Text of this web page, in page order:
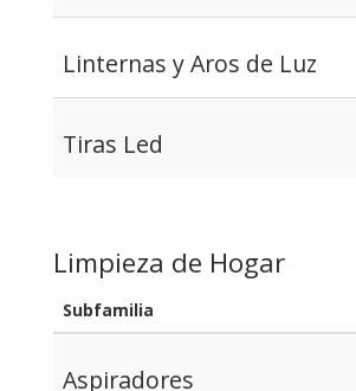
Linternas y Aros de Luz
Tiras Led
Limpieza de Hogar
Subfamilia
Aspiradores